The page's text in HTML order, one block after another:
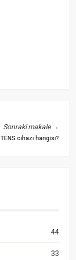
Sonraki makale→
TENS cihazı hangisi?
44
33